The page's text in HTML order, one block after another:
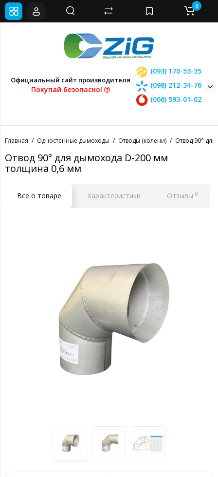
Официальный сайт производителя
Покупай безопасно!
(093) 170-53-35
(098) 212-34-76
(066) 593-01-02
0
Главная Одностенные дымоходы Отводы (колени) Отвод 90°
Отвод 90° для дымохода D-200 мм
толщина 0,6 мм
Все о товаре Характеристики Отзывы 0